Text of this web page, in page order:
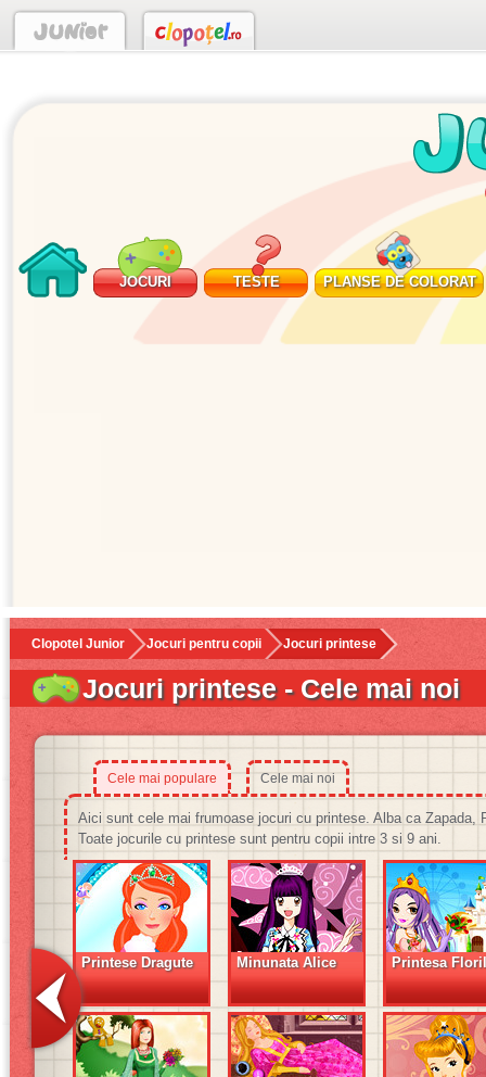
JOCURI TESTE PLANSE DE COLORAT
Clopotel Junior Jocuri pentru copii Jocuri printese
Jocuri printese - Cele mai noi
Cele mai populare Cele mai noi
Aici sunt cele mai frumoase jocuri cu printese. Alba ca
Toate jocurile cu printese sunt pentru copii intre 3 si 9 ani.
Printese Dragute Minunata Alice Printesa